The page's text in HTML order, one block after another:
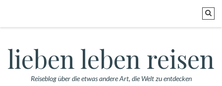
lieben leben reisen
Reiseblog über die etwas andere Art, die Welt zu entdecken